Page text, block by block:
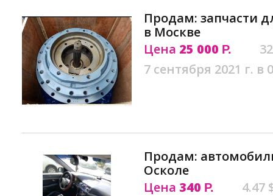
Продам: запчасти
в Москве
Цена 25 000 Р.
7 сентября 2021 г. в
Продам:
Осколе
Цена 340 Р.
4.47